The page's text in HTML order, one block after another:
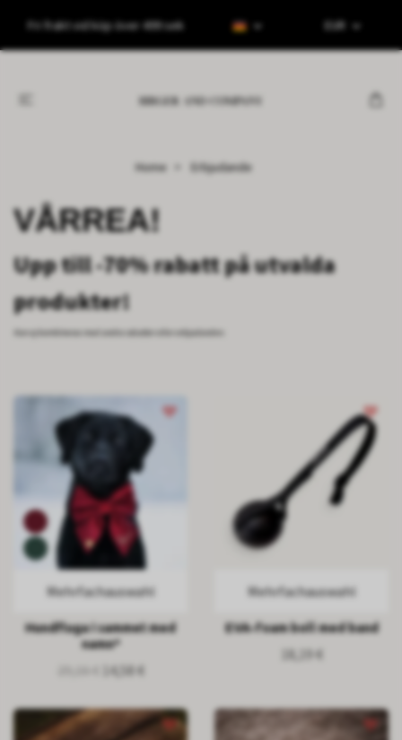
Fri frakt vid köp över 499 sek EUR
Home Erbjudande
VÅRREA!
Upp till -70% rabatt på utvalda
produkter!
Kan ej kombineras med andra rabatter eller erbjudanden.
Mehrfachauswahl
Hundfluga i sammet med
namn*
14,58 €
Mehrfachauswahl
EVA-foam boll med band
18,19 €